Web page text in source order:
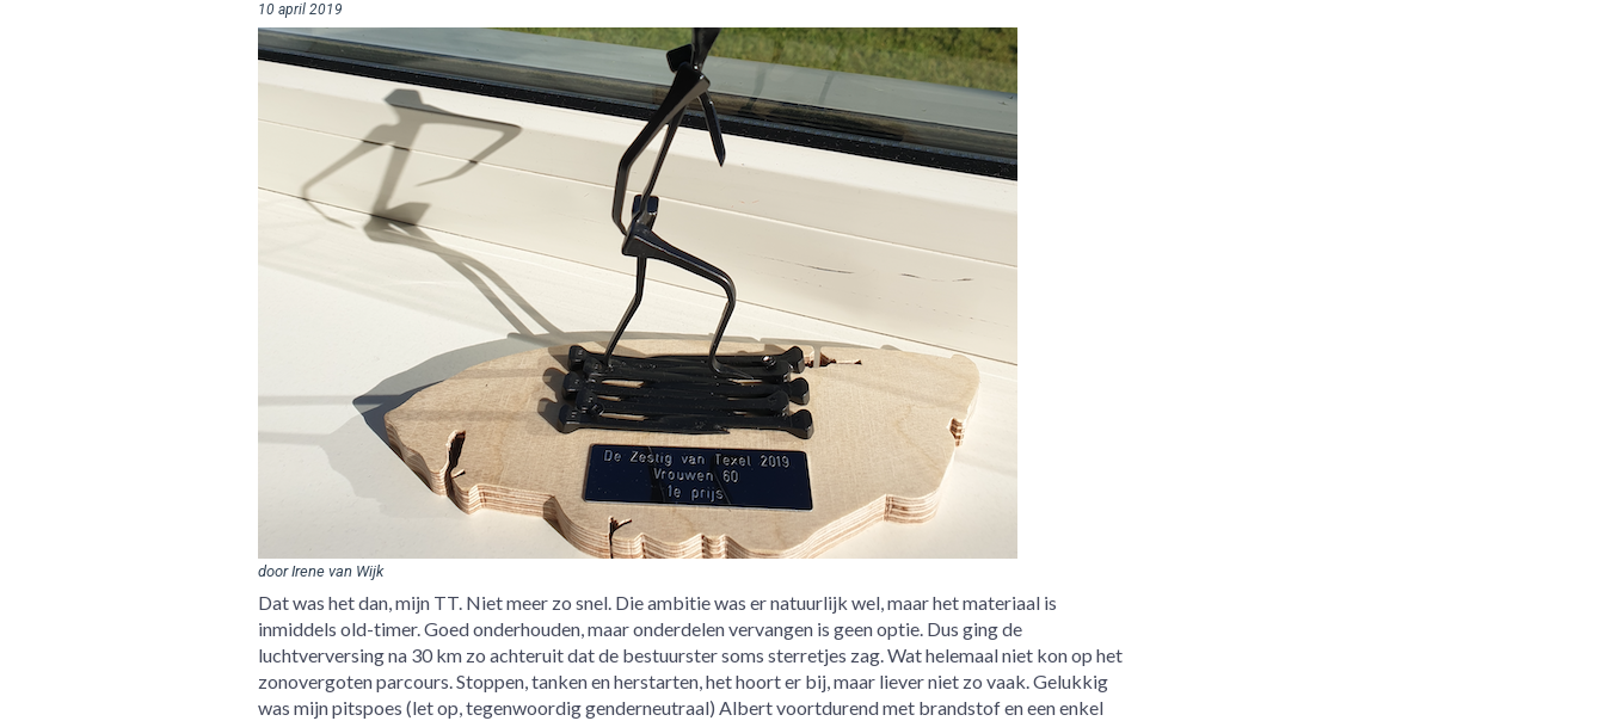
10 april 2019
door Irene van Wijk
Dat was het dan, mijn TT. Niet meer zo snel. Die ambitie was er natuurlijk wel, maar het materiaal is
inmiddels old-timer. Goed onderhouden, maar onderdelen vervangen is geen optie. Dus ging de
luchtverversing na 30 km zo achteruit dat de bestuurster soms sterretjes zag. Wat helemaal niet kon op het
zonovergoten parcours. Stoppen, tanken en herstarten, het hoort er bij, maar liever niet zo vaak. Gelukkig
was mijn pitspoes (let op, tegenwoordig genderneutraal) Albert voortdurend met brandstof en een enkel